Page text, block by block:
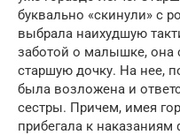
буквально «скинули» с
выбрала наихудшую
заботой о малышке, она
старшую дочку. На нее,
была возложена и
сестры. Причем, имея
прибегала к